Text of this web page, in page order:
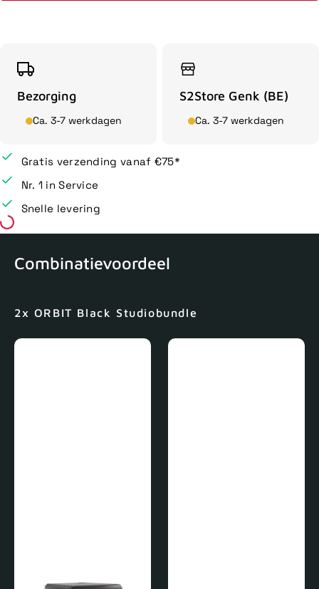
Bezorging
Ca. 3-7 werkdagen
S2Store Genk (BE)
Ca. 3-7 werkdagen
Gratis verzending vanaf €75*
Nr. 1 in Service
Snelle levering
Combinatievoordeel
2x ORBIT Black Studiobundle